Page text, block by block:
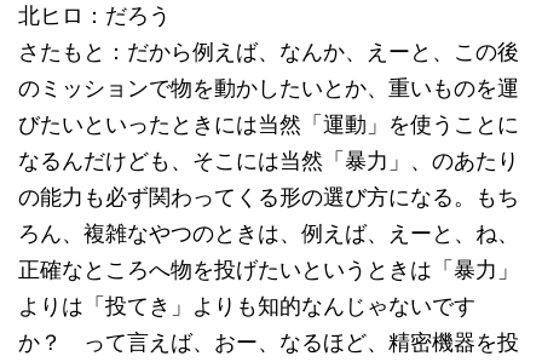
北ヒロ：だろう
さたもと：だから例えば、なんか、えーと、この後
のミッションで物を動かしたいとか、重いものを運
びたいといったときには当然「運動」を使うことに
なるんだけども、そこには当然「暴力」、のあたり
の能力も必ず関わってくる形の選び方になる。もち
ろん、複雑なやつのときは、例えば、えーと、ね、
正確なところへ物を投げたいというときは「暴力」
よりは「投てき」よりも知的なんじゃないです
か？ って言えば、おー、なるほど、精密機器を投